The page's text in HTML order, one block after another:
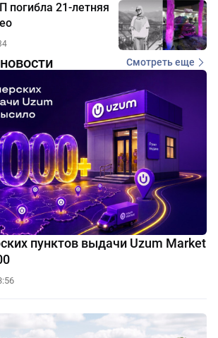
погибла 21-летняя
Смотреть еще
пунктов выдачи Uzum Market